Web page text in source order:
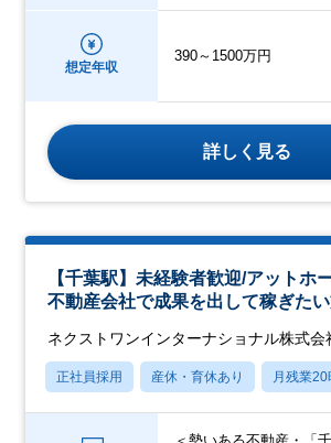
想定年収
390～1500万円
詳しく見る
【千葉駅】未経験者歓迎/アットホ
不動産会社で成果を出して稼ぎた
ネクストワンインターナショナル株式会
正社員採用 産休・育休あり 月残業